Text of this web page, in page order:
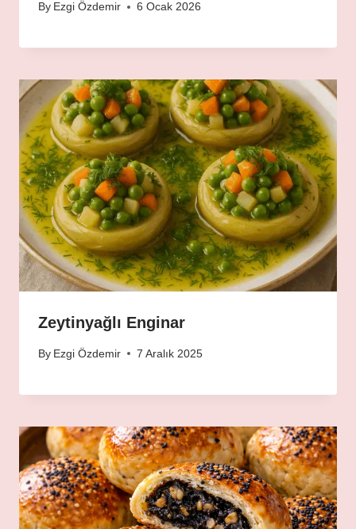
By Ezgi Özdemir 6 Ocak 2026
Zeytinyağlı Enginar
By Ezgi Özdemir 7 Aralık 2025